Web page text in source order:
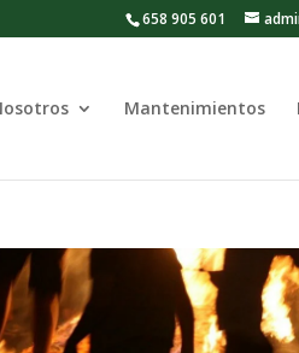
658 905 601
Mantenimientos